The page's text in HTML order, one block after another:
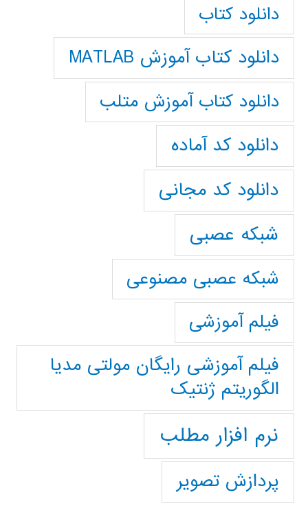
دانلود کتاب
دانلود کتاب آموزش MATLAB
دانلود کتاب آموزش متلب
دانلود کد آماده
دانلود کد مجانی
شبکه عصبی
شبکه عصبی مصنوعی
فیلم آموزشی
فیلم آموزشی رایگان مولتی مدیا
الگوریتم ژنتیک
نرم افزار مطلب
پردازش تصویر